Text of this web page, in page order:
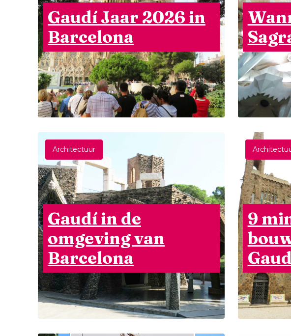
Gaudí Jaar 2026 in
Barcelona
Architectuur
Gaudí in de
omgeving van
Barcelona
9